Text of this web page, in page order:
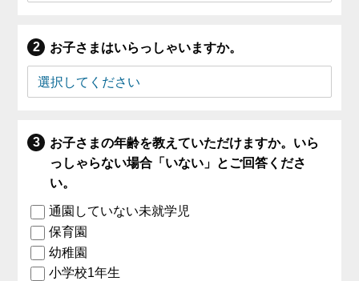
お子さまはいらっしゃいますか。
お子さまの年齢を教えていただけますか。いら
っしゃらない場合「いない」とご回答くださ
い。
通園していない未就学児
保育園
幼稚園
小学校1年生